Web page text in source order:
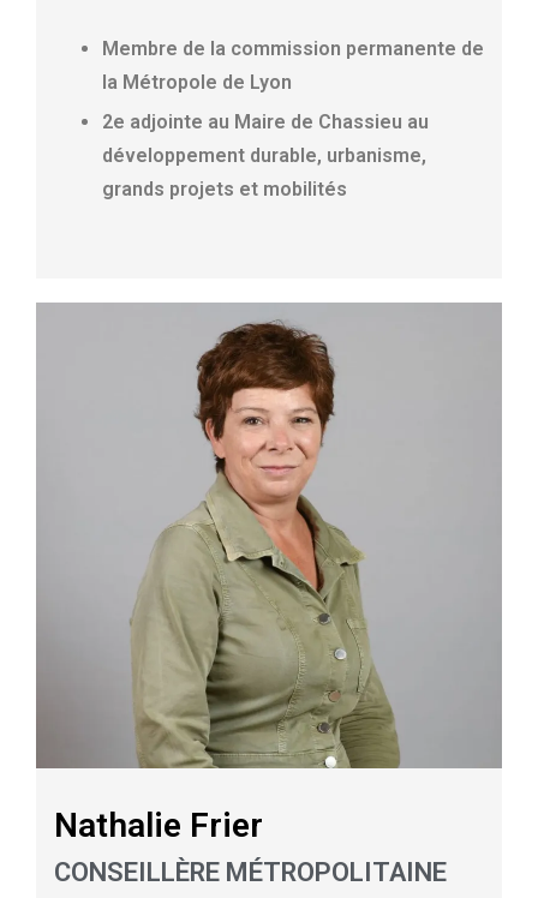
Membre de la commission permanente de
la Métropole de Lyon
2e adjointe au Maire de Chassieu au
développement durable, urbanisme,
grands projets et mobilités
Nathalie Frier
CONSEILLÈRE MÉTROPOLITAINE